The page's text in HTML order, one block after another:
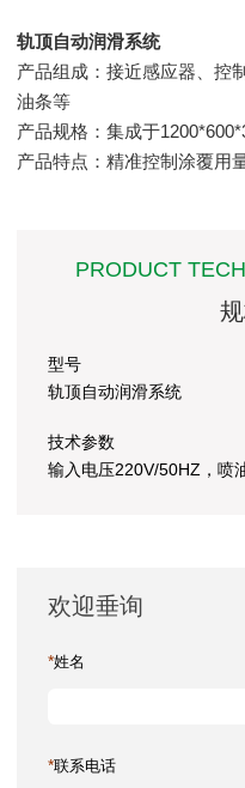
轨顶自动润滑系统
产品组成：接近感应器、控
油条等
产品规格：集成于
产品特点：精准控制涂覆用
PRODUCT
型号
轨顶自动润滑系统
技术参数
输入电压220V/50HZ，喷
欢迎垂询
*姓名
*联系电话